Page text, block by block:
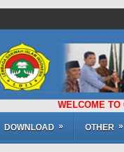
WELCOME TO OFFICIAL
DOWNLOAD » OTHER »